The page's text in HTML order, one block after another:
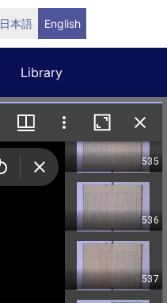
日本語 English
Library